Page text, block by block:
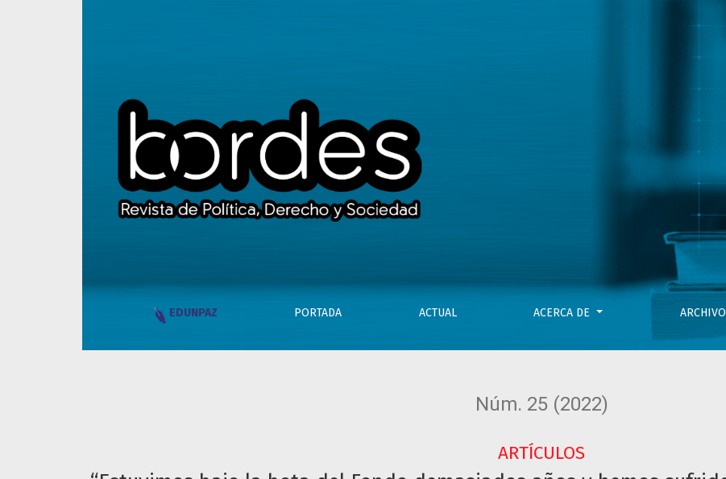
EDUNPAZ PORTADA ACTUAL ACERCA DE ARCHIVO
Núm. 25 (2022)
ARTÍCULOS